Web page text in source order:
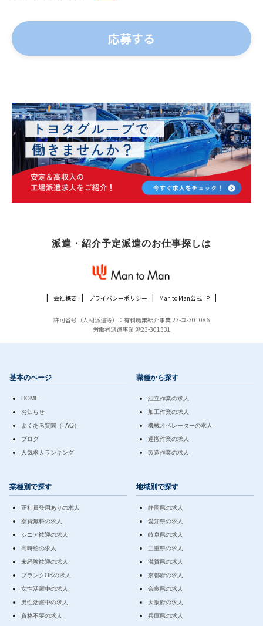
派遣・紹介予定派遣のお仕事探しは
会社概要 プライバシーポリシー Man to Man公式HP
許可番号（人材派遣等）：有料職業紹介事業 23-ユ-301086
労働者派遣事業 派23-301331
基本のページ
HOME
お知らせ
よくある質問（FAQ）
ブログ
人気求人ランキング
職種から探す
組立作業の求人
加工作業の求人
機械オペレーターの求人
運搬作業の求人
製造作業の求人
業種別で探す
正社員登用ありの求人
寮費無料の求人
シニア歓迎の求人
高時給の求人
未経験歓迎の求人
ブランクOKの求人
女性活躍中の求人
男性活躍中の求人
資格不要の求人
地域別で探す
静岡県の求人
愛知県の求人
岐阜県の求人
三重県の求人
滋賀県の求人
京都府の求人
奈良県の求人
大阪府の求人
兵庫県の求人